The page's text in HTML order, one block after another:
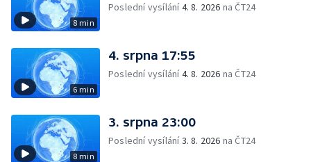
8 min
Poslední vysílání4. 8. 2026 na ČT24
6 min
4. srpna 17:55
Poslední vysílání4. 8. 2026 na ČT24
8 min
3. srpna 23:00
Poslední vysílání3. 8. 2026 na ČT24